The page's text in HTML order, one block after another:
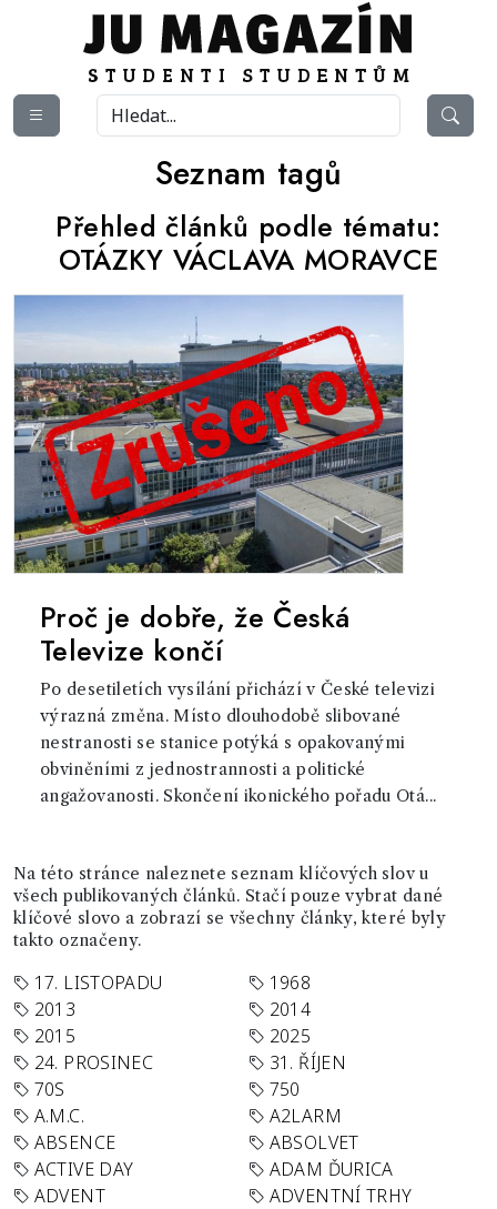
Seznam tagů
Přehled článků podle tématu:
OTÁZKY VÁCLAVA MORAVCE
Proč je dobře, že Česká
Televize končí
Po desetiletích vysílání přichází v České televizi
výrazná změna. Místo dlouhodobě slibované
nestranosti se stanice potýká s opakovanými
obviněními z jednostrannosti a politické
angažovanosti. Skončení ikonického pořadu Otá...
Na této stránce naleznete seznam klíčových slov u
všech publikovaných článků. Stačí pouze vybrat dané
klíčové slovo a zobrazí se všechny články, které byly
takto označeny.
17. LISTOPADU
1968
2013
2014
2015
2025
24. PROSINEC
31. ŘÍJEN
70S
750
A.M.C.
A2LARM
ABSENCE
ABSOLVET
ACTIVE DAY
ADAM ĎURICA
ADVENT
ADVENTNÍ TRHY